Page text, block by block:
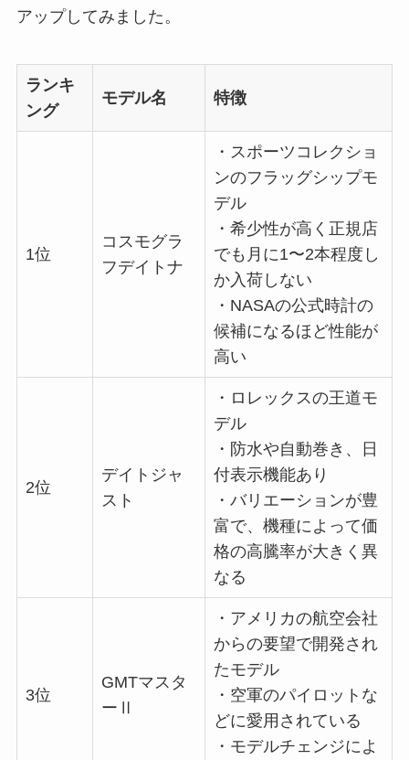
アップしてみました。
ランキ
ング
モデル名 特徴
1位
コスモグラ
フデイトナ
・スポーツコレクショ
ンのフラッグシップモ
デル
・希少性が高く正規店
でも月に1〜2本程度し
か入荷しない
・NASAの公式時計の
候補になるほど性能が
高い
2位
デイトジャ
スト
・ロレックスの王道モ
デル
・防水や自動巻き、日
付表示機能あり
・バリエーションが豊
富で、機種によって価
格の高騰率が大きく異
なる
3位
GMTマスタ
ーⅡ
・アメリカの航空会社
からの要望で開発され
たモデル
・空軍のパイロットな
どに愛用されている
・モデルチェンジによ